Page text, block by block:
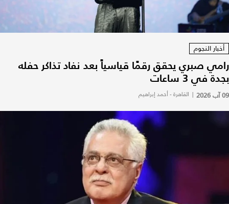
أخبار النجوم
رامي صبري يحقق رقمًا قياسياً بعد نفاد تذاكر حفله
بجدة في 3 ساعات
09 آب 2026 | القاهرة - أحمد إبراهيم